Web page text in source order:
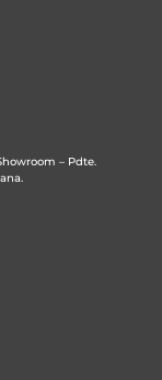
– Pdte.